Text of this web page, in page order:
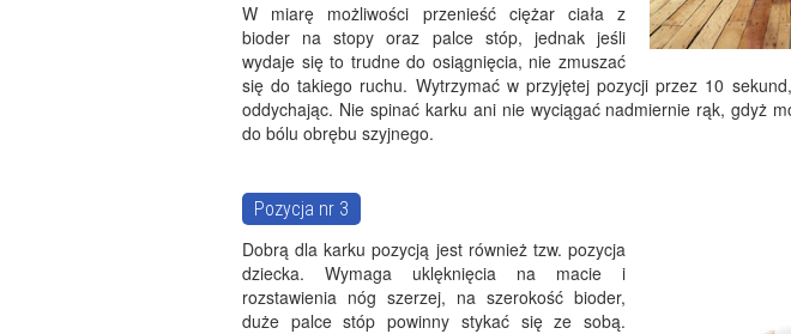
W miarę możliwości przenieść ciężar ciała z
bioder na stopy oraz palce stóp, jednak jeśli
wydaje się to trudne do osiągnięcia, nie zmuszać
się do takiego ruchu. Wytrzymać w przyjętej pozycji przez 10
oddychając. Nie spinać karku ani nie wyciągać nadmiernie rąk, gdyż
do bólu obrębu szyjnego.
Pozycja nr 3
Dobrą dla karku pozycją jest również tzw. pozycja
dziecka. Wymaga uklęknięcia na macie i
rozstawienia nóg szerzej, na szerokość bioder,
duże palce stóp powinny stykać się ze sobą.